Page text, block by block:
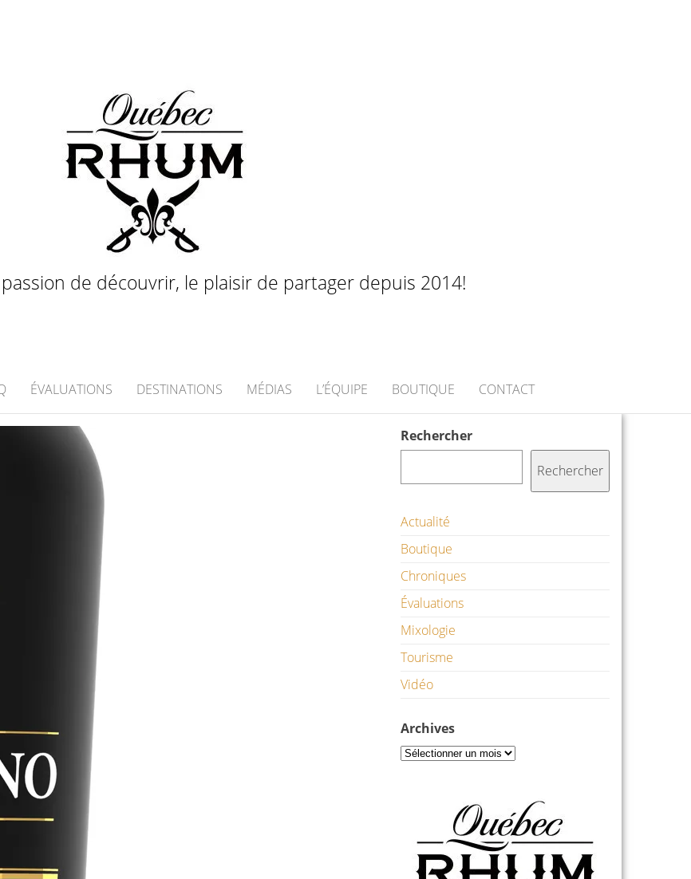
de découvrir, le plaisir de partager depuis 2014!
ÉVALUATIONS DESTINATIONS MÉDIAS L’ÉQUIPE BOUTIQUE CONTACT
Rechercher
Rechercher
Actualité
Boutique
Chroniques
Évaluations
Mixologie
Tourisme
Vidéo
Archives